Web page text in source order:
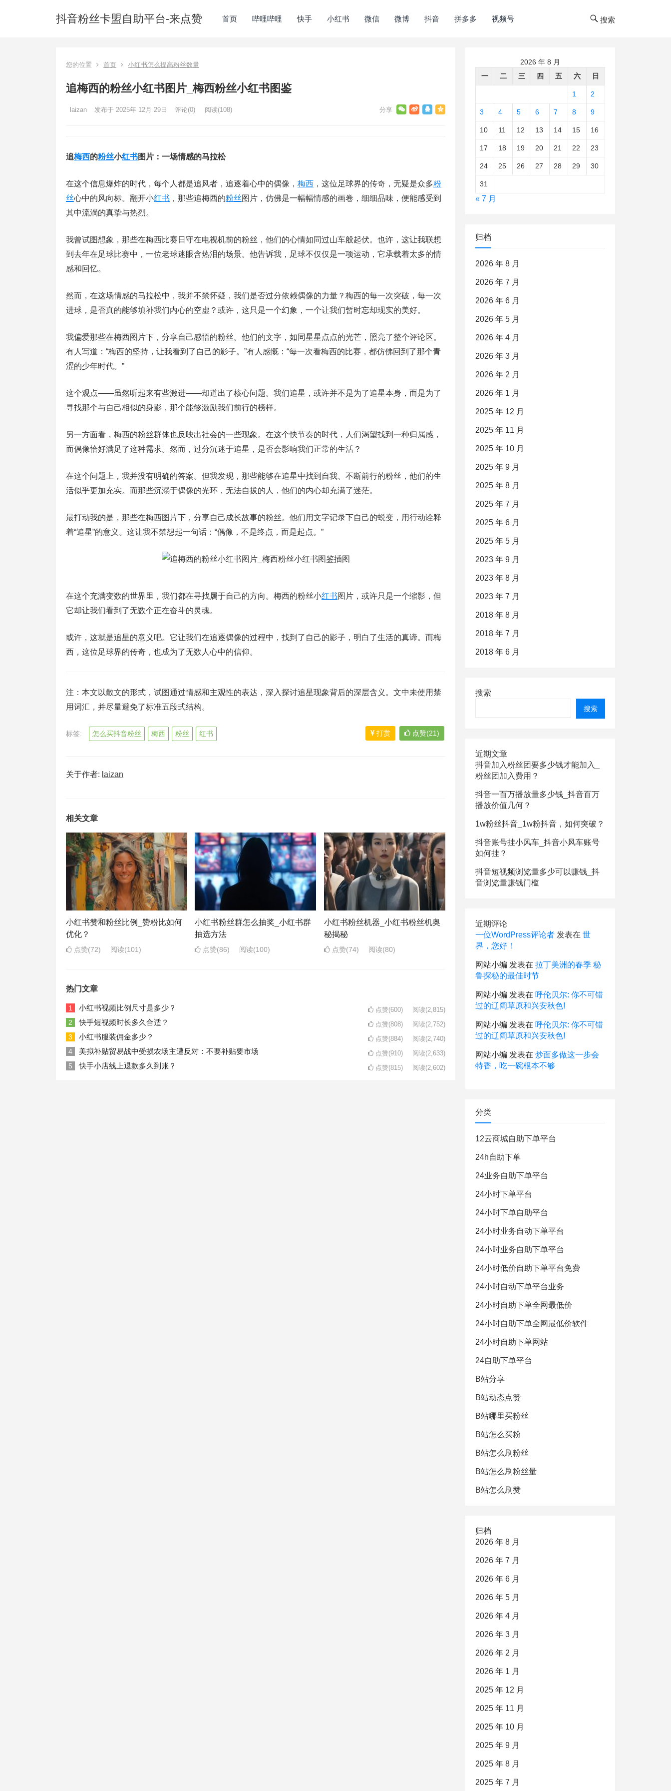
抖音粉丝卡盟自助平台-来点赞 首页 哔哩哔哩 快手 小红书 微信 微博 抖音 拼多多 视频号 搜索
您的位置 首页 小红书怎么提高粉丝数量
追梅西的粉丝小红书图片_梅西粉丝小红书图鉴
laizan 发布于 2025年 12月 29日 评论(0) 阅读(108)
追梅西的粉丝小红书图片：一场情感的马拉松
在这个信息爆炸的时代，每个人都是追风者，追逐着心中的偶像， 梅西 ，这位足球界的传奇，无疑是众多粉
丝心中的风向标。翻开小红书 ，那些追梅西的粉丝图片，仿佛是一幅幅情感的画卷，细细品味，便能感受到
其中流淌的真挚与热烈。
我曾试图想象，那些在梅西比赛日守在电视机前的粉丝，他们的心情如同过山车般起伏。也许，这让我联想
到去年在足球比赛中，一位老球迷眼含热泪的场景。他告诉我，足球不仅仅是一项运动，它承载着太多的情
感和回忆。
然而，在这场情感的马拉松中，我并不禁怀疑，我们是否过分依赖偶像的力量？梅西的每一次突破，每一次
进球，是否真的能够填补我们内心的空虚？或许，这只是一个幻象，一个让我们暂时忘却现实的美好。
我偏爱那些在梅西图片下，分享自己感悟的粉丝。他们的文字，如同星星点点的光芒，照亮了整个评论区。
有人写道：“梅西的坚持，让我看到了自己的影子。”有人感慨：“每一次看梅西的比赛，都仿佛回到了那个青
涩的少年时代。”
这个观点——虽然听起来有些激进——却道出了核心问题。我们追星，或许并不是为了追星本身，而是为了
寻找那个与自己相似的身影，那个能够激励我们前行的榜样。
另一方面看，梅西的粉丝群体也反映出社会的一些现象。在这个快节奏的时代，人们渴望找到一种归属感，
而偶像恰好满足了这种需求。然而，过分沉迷于追星，是否会影响我们正常的生活？
在这个问题上，我并没有明确的答案。但我发现，那些能够在追星中找到自我、不断前行的粉丝，他们的生
活似乎更加充实。而那些沉溺于偶像的光环，无法自拔的人，他们的内心却充满了迷茫。
最打动我的是，那些在梅西图片下，分享自己成长故事的粉丝。他们用文字记录下自己的蜕变，用行动诠释
着“追星”的意义。这让我不禁想起一句话：“偶像，不是终点，而是起点。”
在这个充满变数的世界里，我们都在寻找属于自己的方向。梅西的粉丝小红书图片，或许只是一个缩影，但
它却让我们看到了无数个正在奋斗的灵魂。
或许，这就是追星的意义吧。它让我们在追逐偶像的过程中，找到了自己的影子，明白了生活的真谛。而梅
西，这位足球界的传奇，也成为了无数人心中的信仰。
注：本文以散文的形式，试图通过情感和主观性的表达，深入探讨追星现象背后的深层含义。文中未使用禁
用词汇，并尽量避免了标准五段式结构。
标签: 怎么买抖音粉丝 梅西 粉丝 红书 打赏 点赞(21)
关于作者: laizan
相关文章
小红书赞和粉丝比例_赞粉比如何
优化？
点赞(72) 阅读(101)
小红书粉丝群怎么抽奖_小红书群
抽选方法
点赞(86) 阅读(100)
小红书粉丝机器_小红书粉丝机奥
秘揭秘
点赞(74) 阅读(80)
热门文章
1 小红书视频比例尺寸是多少？ 点赞(600) 阅读(2,815)
2 快手短视频时长多久合适？ 点赞(808) 阅读(2,752)
3 小红书服装佣金多少？ 点赞(884) 阅读(2,740)
4 美拟补贴贸易战中受损农场主遭反对：不要补贴要市场 点赞(910) 阅读(2,633)
5 快手小店线上退款多久到账？ 点赞(815) 阅读(2,602)
2026 年 8 月
一
二 三 四 五 六 日
1 2
3 4 5 6 7 8 9
10 11 12 13 14 15 16
17 18 19 20 21 22 23
24 25 26 27 28 29 30
31
« 7 月
归档
2026 年 8 月
2026 年 7 月
2026 年 6 月
2026 年 5 月
2026 年 4 月
2026 年 3 月
2026 年 2 月
2026 年 1 月
2025 年 12 月
2025 年 11 月
2025 年 10 月
2025 年 9 月
2025 年 8 月
2025 年 7 月
2025 年 6 月
2025 年 5 月
2023 年 9 月
2023 年 8 月
2023 年 7 月
2018 年 8 月
2018 年 7 月
2018 年 6 月
搜索
搜索
近期文章
抖音加入粉丝团要多少钱才能加入_
粉丝团加入费用？
抖音一百万播放量多少钱_抖音百万
播放价值几何？
1w粉丝抖音_1w粉抖音，如何突破？
抖音账号挂小风车_抖音小风车账号
如何挂？
抖音短视频浏览量多少可以赚钱_抖
音浏览量赚钱门槛
近期评论
一位WordPress评论者 发表在 世
界，您好！
网站小编 发表在 拉丁美洲的春季 秘
鲁探秘的最佳时节
网站小编 发表在 呼伦贝尔: 你不可错
过的辽阔草原和兴安秋色!
网站小编 发表在 呼伦贝尔: 你不可错
过的辽阔草原和兴安秋色!
网站小编 发表在 炒面多做这一步会
特香，吃一碗根本不够
分类
12云商城自助下单平台
24h自助下单
24业务自助下单平台
24小时下单平台
24小时下单自助平台
24小时业务自动下单平台
24小时业务自助下单平台
24小时低价自助下单平台免费
24小时自动下单平台业务
24小时自助下单全网最低价
24小时自助下单全网最低价软件
24小时自助下单网站
24自助下单平台
B站分享
B站动态点赞
B站哪里买粉丝
B站怎么买粉
B站怎么刷粉丝
B站怎么刷粉丝量
B站怎么刷赞
归档
2026 年 8 月
2026 年 7 月
2026 年 6 月
2026 年 5 月
2026 年 4 月
2026 年 3 月
2026 年 2 月
2026 年 1 月
2025 年 12 月
2025 年 11 月
2025 年 10 月
2025 年 9 月
2025 年 8 月
2025 年 7 月